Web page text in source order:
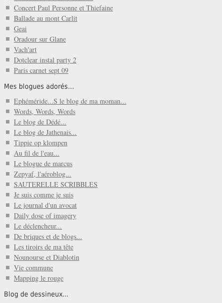
Concert Paul Personne et Thiefaine
Ballade au mont Carlit
Geai
Oradour sur Glane
Vach'art
Dotclear instal party 2
Paris carnet sept 09
Mes blogues adorés…
Ephéméride...S le blog de ma moman...
Words, Words, Words
Le blog de Dédé...
Le blog de Jathenais...
Tippie op klompen
Au fil de l'eau...
Le blogue de marcus
Zepyaf, l'aéroblog...
SAUTERELLE SCRIBBLES
Je suis comme je suis
Le journal d'un avocat
Daily dose of imagery
Le déclencheur...
De briques et de blogs...
Les tiroirs de ma tête
Nounourse et Diablotin
Vie commune
Mapping le rouge
Blog de dessineux...